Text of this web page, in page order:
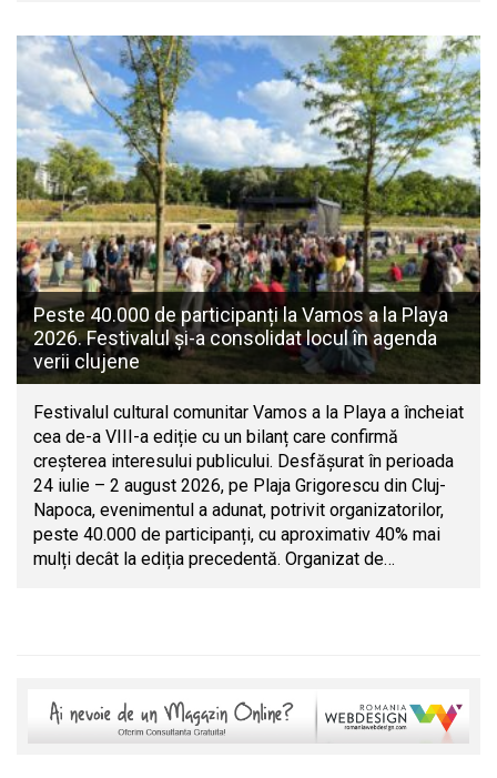
Peste 40.000 de participanți la Vamos a la Playa
2026. Festivalul și-a consolidat locul în agenda
verii clujene
Festivalul cultural comunitar Vamos a la Playa a încheiat
cea de-a VIII-a ediție cu un bilanț care confirmă
creșterea interesului publicului. Desfășurat în perioada
24 iulie – 2 august 2026, pe Plaja Grigorescu din Cluj-
Napoca, evenimentul a adunat, potrivit organizatorilor,
peste 40.000 de participanți, cu aproximativ 40% mai
mulți decât la ediția precedentă. Organizat de…